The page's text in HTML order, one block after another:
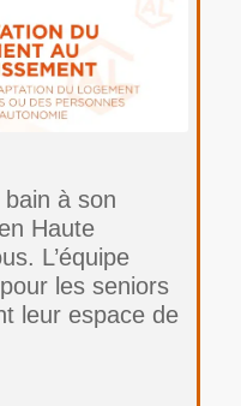
à son
Haute
L’équipe
les seniors
leur espace de